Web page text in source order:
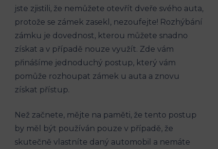
jste zjistili, že nemůžete otevřít dveře svého auta,
protože se zámek zasekl, nezoufejte! Rozhýbání
zámku je dovednost, kterou můžete snadno
získat a v případě nouze využít. Zde vám
přinášíme jednoduchý postup, který vám
pomůže rozhoupat zámek u auta a znovu
získat přístup.
Než začnete, mějte na paměti, že tento postup
by měl být používán pouze v případě, že
skutečně vlastníte daný automobil a nemáte